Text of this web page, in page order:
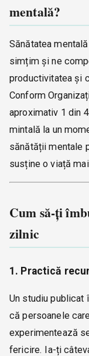
mentală?
Sănătatea
simțim și ne
productivitatea și
Conform
aproximativ 1 din
mintală la un
sănătății mentale
susține o viață
Cum să-ți
zilnic
1. Practică
Un studiu publicat
că persoanele
experimentează
fericire. Ia-ți